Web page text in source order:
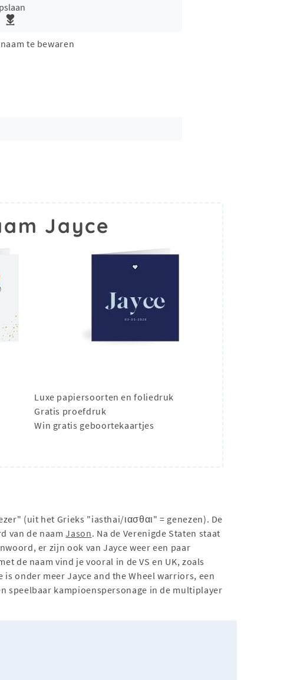
te bewaren
Jayce
Luxe papiersoorten en foliedruk
Gratis proefdruk
Win gratis geboortekaartjes
(uit het Grieks "iasthai/ιασθαι" = genezen). De
van de naamJason. Na de Verenigde Staten staat
er zijn ook van Jayce weer een paar
de naam vind je vooral in de VS en UK, zoals
onder meer Jayce and the Wheel warriors, een
speelbaar kampioenspersonage in de multiplayer